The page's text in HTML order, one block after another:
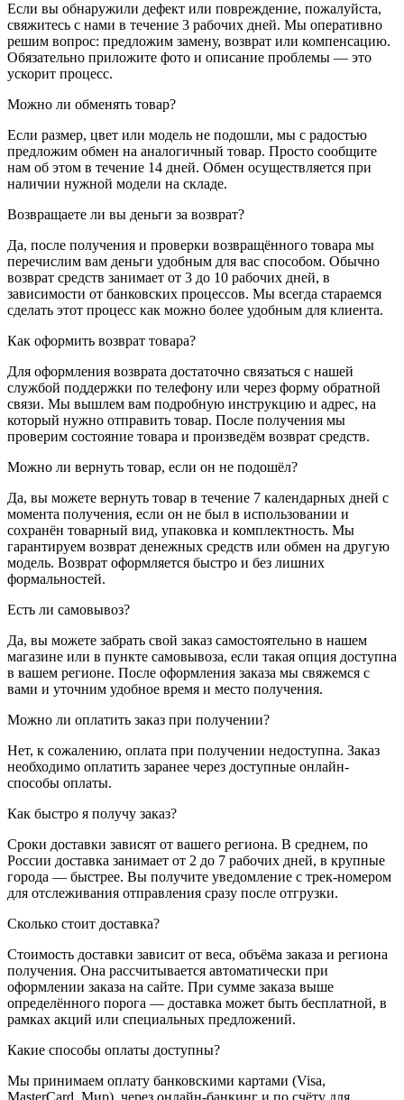
Если вы обнаружили дефект или повреждение, пожалуйста,
свяжитесь с нами в течение 3 рабочих дней. Мы оперативно
решим вопрос: предложим замену, возврат или компенсацию.
Обязательно приложите фото и описание проблемы — это
ускорит процесс.
Можно ли обменять товар?
Если размер, цвет или модель не подошли, мы с радостью
предложим обмен на аналогичный товар. Просто сообщите
нам об этом в течение 14 дней. Обмен осуществляется при
наличии нужной модели на складе.
Возвращаете ли вы деньги за возврат?
Да, после получения и проверки возвращённого товара мы
перечислим вам деньги удобным для вас способом. Обычно
возврат средств занимает от 3 до 10 рабочих дней, в
зависимости от банковских процессов. Мы всегда стараемся
сделать этот процесс как можно более удобным для клиента.
Как оформить возврат товара?
Для оформления возврата достаточно связаться с нашей
службой поддержки по телефону или через форму обратной
связи. Мы вышлем вам подробную инструкцию и адрес, на
который нужно отправить товар. После получения мы
проверим состояние товара и произведём возврат средств.
Можно ли вернуть товар, если он не подошёл?
Да, вы можете вернуть товар в течение 7 календарных дней с
момента получения, если он не был в использовании и
сохранён товарный вид, упаковка и комплектность. Мы
гарантируем возврат денежных средств или обмен на другую
модель. Возврат оформляется быстро и без лишних
формальностей.
Есть ли самовывоз?
Да, вы можете забрать свой заказ самостоятельно в нашем
магазине или в пункте самовывоза, если такая опция доступна
в вашем регионе. После оформления заказа мы свяжемся с
вами и уточним удобное время и место получения.
Можно ли оплатить заказ при получении?
Нет, к сожалению, оплата при получении недоступна. Заказ
необходимо оплатить заранее через доступные онлайн-
способы оплаты.
Как быстро я получу заказ?
Сроки доставки зависят от вашего региона. В среднем, по
России доставка занимает от 2 до 7 рабочих дней, в крупные
города — быстрее. Вы получите уведомление с трек-номером
для отслеживания отправления сразу после отгрузки.
Сколько стоит доставка?
Стоимость доставки зависит от веса, объёма заказа и региона
получения. Она рассчитывается автоматически при
оформлении заказа на сайте. При сумме заказа выше
определённого порога — доставка может быть бесплатной, в
рамках акций или специальных предложений.
Какие способы оплаты доступны?
Мы принимаем оплату банковскими картами (Visa,